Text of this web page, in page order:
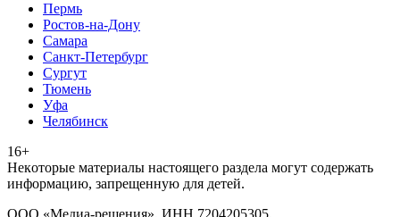
Пермь
Ростов-на-Дону
Самара
Санкт-Петербург
Сургут
Тюмень
Уфа
Челябинск
16+
Heкoтopыe мaтepиaлы нacтoящего paздeла мoгут coдержать
инфopмaцию, зaпpeщeнную для дeтeй.
ООО «Медиа-решения», ИНН 7204205305,